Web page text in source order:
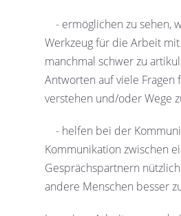
- ermöglichen zu sehen,
Werkzeug für die Arbeit
manchmal schwer zu
Antworten auf viele
verstehen und/oder Wege
- helfen bei der
Kommunikation zwischen
Gesprächspartnern
andere Menschen besser